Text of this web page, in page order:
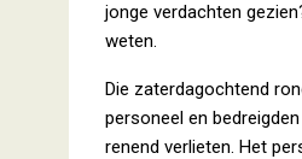
jonge verdachten
weten.
Die zaterdagochtend
personeel en
renend verlieten. Het